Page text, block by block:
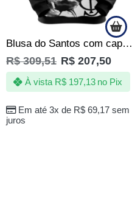
Blusa do Santos com capuz – Poseidon blackout – Produto Oficial – Masculino
R$309,51 R$ 207,50
Em até 3x de R$69,17sem
juros
À vista R$197,13 no Pix